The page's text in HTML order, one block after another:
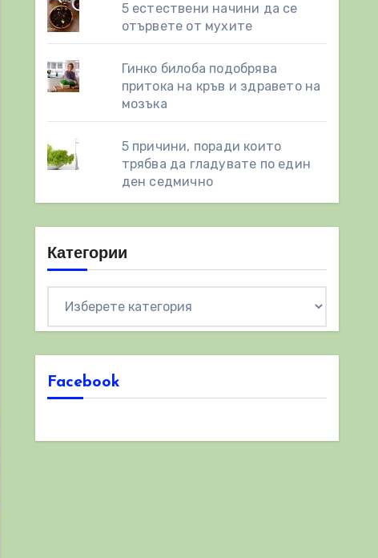
5 естествени начини да се
отървете от мухите
Гинко билоба подобрява
притока на кръв и здравето на
мозъка
5 причини, поради които
трябва да гладувате по един
ден седмично
Категории
Facebook